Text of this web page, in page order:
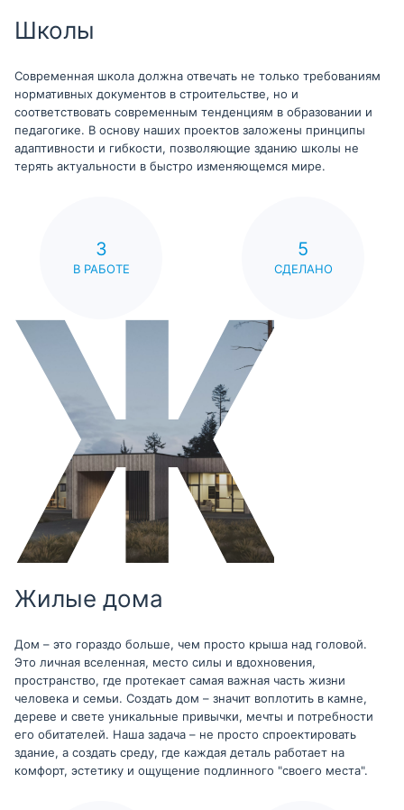
Школы
Современная школа должна отвечать не только требованиям
нормативных документов в строительстве, но и
соответствовать современным тенденциям в образовании и
педагогике. В основу наших проектов заложены принципы
адаптивности и гибкости, позволяющие зданию школы не
терять актуальности в быстро изменяющемся мире.
3
В РАБОТЕ
5
СДЕЛАНО
Жилые дома
Дом – это гораздо больше, чем просто крыша над головой.
Это личная вселенная, место силы и вдохновения,
пространство, где протекает самая важная часть жизни
человека и семьи. Создать дом – значит воплотить в камне,
дереве и свете уникальные привычки, мечты и потребности
его обитателей. Наша задача – не просто спроектировать
здание, а создать среду, где каждая деталь работает на
комфорт, эстетику и ощущение подлинного "своего места".